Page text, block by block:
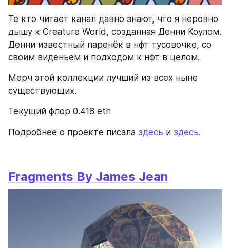
Те кто читает канал давно знают, что я неровно
дышу к Creature World, созданная Денни Коулом.
Денни известный паренёк в нфт тусовочке, со
своим виденьем и подходом к нфт в целом.
Мерч этой коллекции лучший из всех ныне
существующих.
Текущий флор 0.418 eth
Подробнее о проекте писала здесь и здесь.
Fragments By James Jean